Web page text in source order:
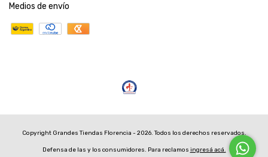
Medios de envío
Copyright Grandes Tiendas Florencia - 2026. Todos los derechos reservados.
Defensa de las y los consumidores. Para reclamos ingresá acá.